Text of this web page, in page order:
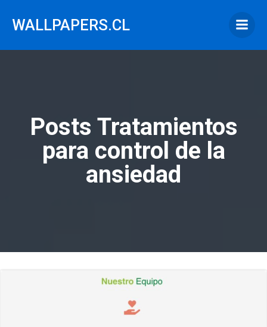
WALLPAPERS.CL
Posts Tratamientos
para control de la
ansiedad